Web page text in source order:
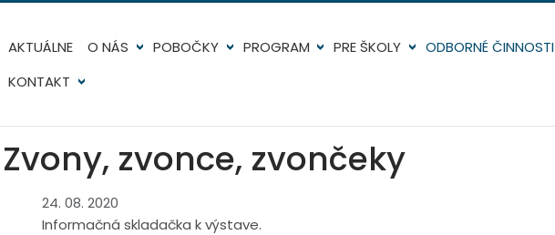
AKTUÁLNE O NÁS POBOČKY PROGRAM PRE ŠKOLY
ODBORNÉ ČINNOSTI
KONTAKT
Zvony, zvonce, zvončeky
24. 08. 2020
Informačná skladačka k výstave.